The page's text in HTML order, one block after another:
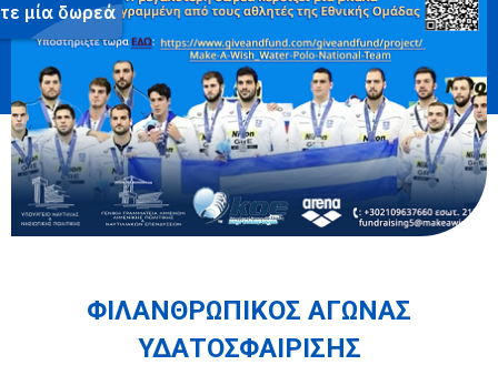
ΦΙΛΑΝΘΡΩΠΙΚΟΣ ΑΓΩΝΑΣ
ΥΔΑΤΟΣΦΑΙΡΙΣΗΣ